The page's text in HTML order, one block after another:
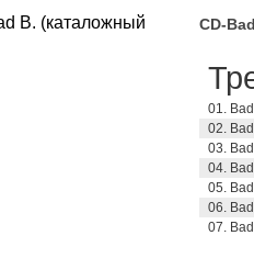
CD-
01.
02.
03.
04.
05.
06.
07.